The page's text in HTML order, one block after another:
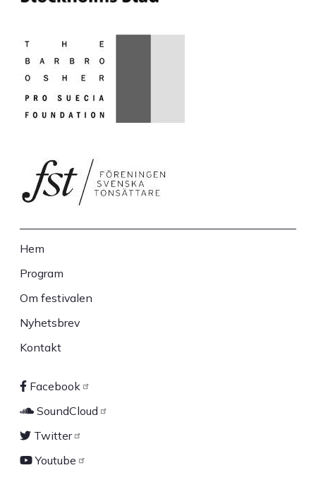
Sidfot
Hem
Program
Om festivalen
Nyhetsbrev
Kontakt
Sociala
länkar
Facebook
SoundCloud
Twitter
Youtube